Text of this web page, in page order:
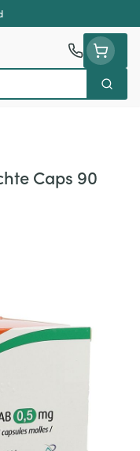
Zoek
Caps 90